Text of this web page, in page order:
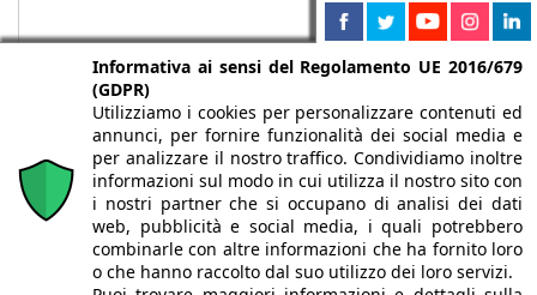
Chi siamo Autori Per la tua pubblicità
Iscriviti alla
newsletter
Informativa ai sensi del Regolamento UE 2016/679
(GDPR)
Utilizziamo i cookies per personalizzare contenuti ed
annunci, per fornire funzionalità dei social media e
per analizzare il nostro traffico. Condividiamo inoltre
informazioni sul modo in cui utilizza il nostro sito con
i nostri partner che si occupano di analisi dei dati
web, pubblicità e social media, i quali potrebbero
combinarle con altre informazioni che ha fornito loro
o che hanno raccolto dal suo utilizzo dei loro servizi.